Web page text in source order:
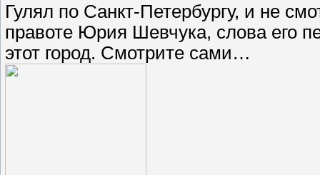
Гулял по Санкт-Петербургу, и не
правоте Юрия Шевчука, слова его
этот город. Смотрите сами…